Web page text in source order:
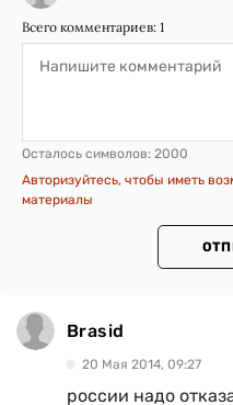
Всего комментариев: 1
Осталось символов: 2000
Авторизуйтесь, чтобы иметь
материалы
Brasid
20 Мая 2014, 09:27
россии надо